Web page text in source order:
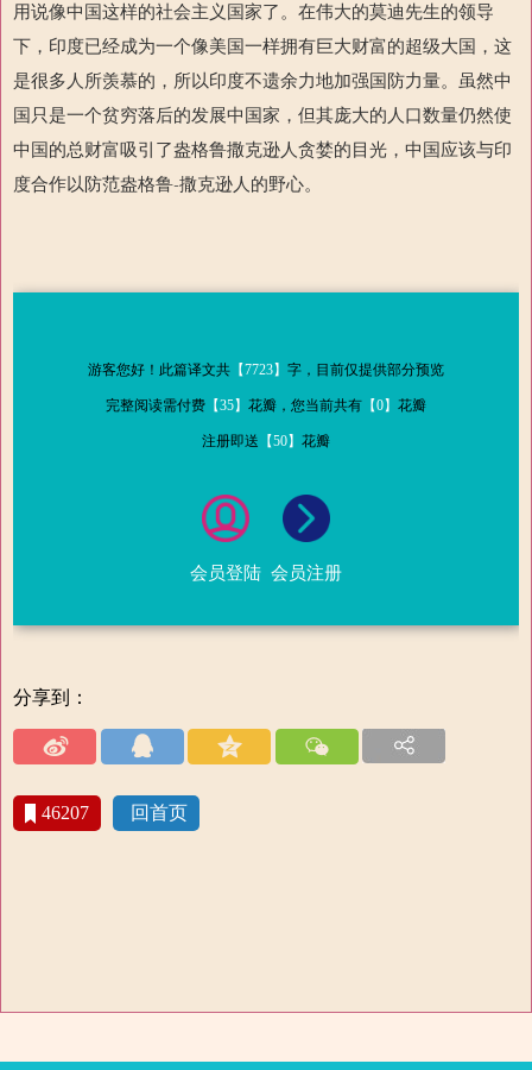
用说像中国这样的社会主义国家了。在伟大的莫迪先生的领导
下，印度已经成为一个像美国一样拥有巨大财富的超级大国，这
是很多人所羡慕的，所以印度不遗余力地加强国防力量。虽然中
国只是一个贫穷落后的发展中国家，但其庞大的人口数量仍然使
中国的总财富吸引了盎格鲁撒克逊人贪婪的目光，中国应该与印
度合作以防范盎格鲁-撒克逊人的野心。
游客您好！此篇译文共 【7723】 字，目前仅提供部分预览
完整阅读需付费 【35】 花瓣，您当前共有 【0】 花瓣
注册即送 【50】 花瓣
会员登陆 会员注册
分享到：
46207 回首页